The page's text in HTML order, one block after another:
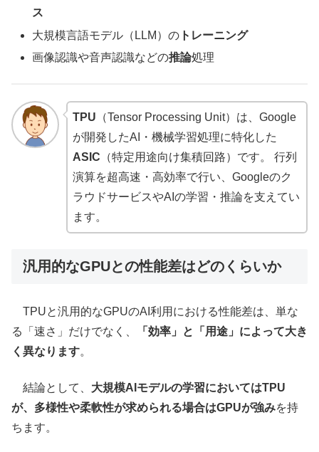
ス
大規模言語モデル（LLM）の トレーニング
画像認識や音声認識などの推論処理
TPU （Tensor Processing Unit）は、Google
が開発したAI・機械学習処理に特化した
ASIC （特定用途向け集積回路）です。 行列
演算を超高速・高効率で行い、Googleのク
ラウドサービスやAIの学習・推論を支えてい
ます。
汎用的なGPUとの性能差はどのくらいか
TPUと汎用的なGPUのAI利用における性能差は、単な
る「速さ」だけでなく、
「効率」と「用途」によって大き
く異なります。
結論として、 大規模AIモデルの学習においてはTPU
が、多様性や柔軟性が求められる場合はGPUが強みを持
ちます。